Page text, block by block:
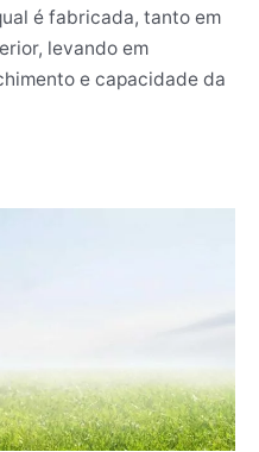
é fabricada, tanto em
levando em
e capacidade da